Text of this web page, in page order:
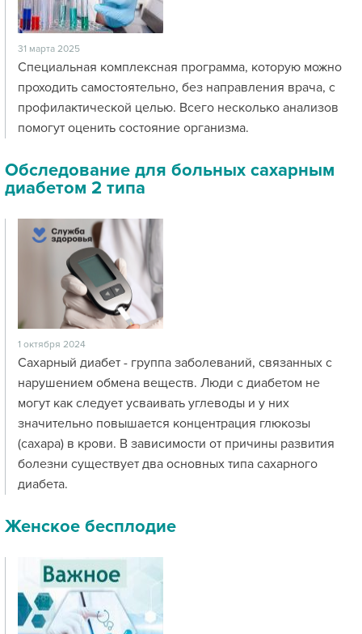
31 марта 2025
Специальная комплексная программа, которую можно
проходить самостоятельно, без направления врача, с
профилактической целью. Всего несколько анализов
помогут оценить состояние организма.
Обследование для больных cахарным
диабетом 2 типа
1 октября 2024
Сахарный диабет - группа заболеваний, связанных с
нарушением обмена веществ. Люди с диабетом не
могут как следует усваивать углеводы и у них
значительно повышается концентрация глюкозы
(сахара) в крови. В зависимости от причины развития
болезни существует два основных типа сахарного
диабета.
Женское бесплодие